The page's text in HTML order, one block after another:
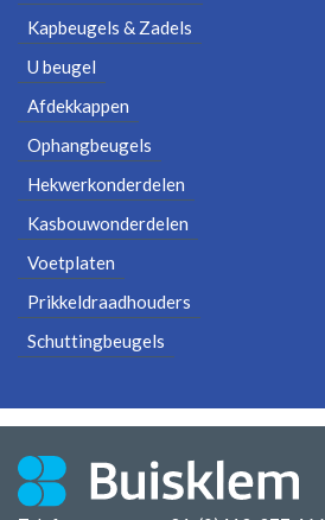
Kapbeugels & Zadels
U beugel
Afdekkappen
Ophangbeugels
Hekwerkonderdelen
Kasbouwonderdelen
Voetplaten
Prikkeldraadhouders
Schuttingbeugels